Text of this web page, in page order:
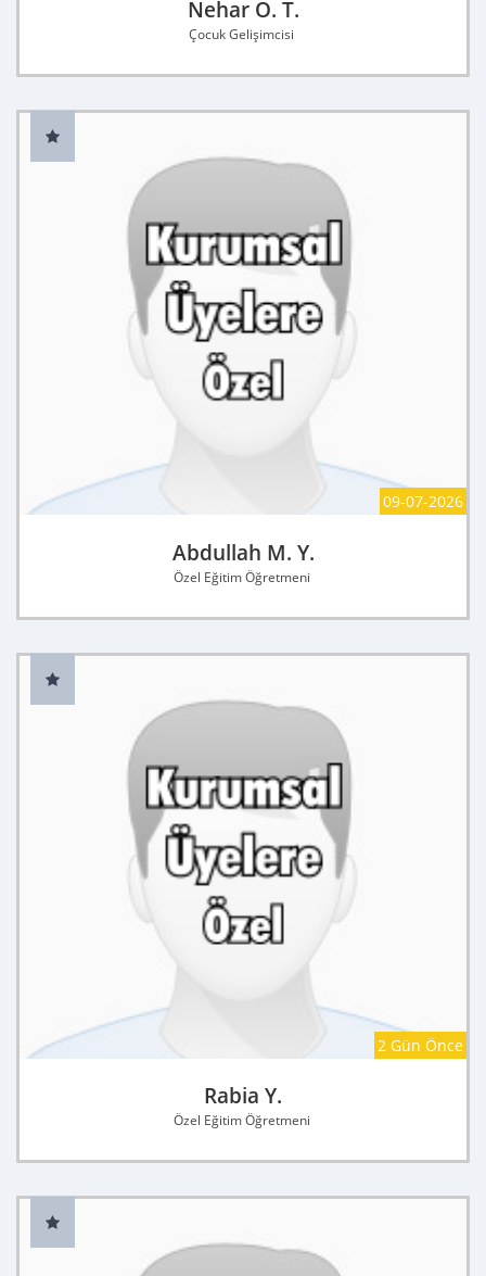
Nehar O. T.
Çocuk Gelişimcisi
09-07-2026
Abdullah M. Y.
Özel Eğitim Öğretmeni
2 Gün Önce
Rabia Y.
Özel Eğitim Öğretmeni